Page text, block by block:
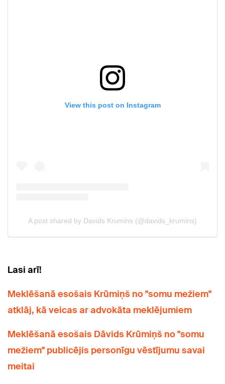
Lasi arī!
Meklēšanā esošais Krūmiņš no "somu mežiem"
atklāj, kā veicas ar advokāta meklējumiem
Meklēšanā esošais Dāvids Krūmiņš no "somu
mežiem" publicējis personīgu vēstījumu savai
meitai